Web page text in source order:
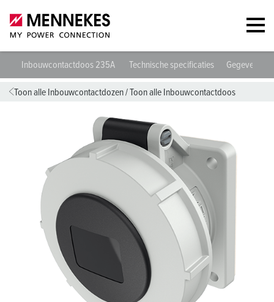
Inbouwcontactdoos 235A Technische specificaties
Toon alle Inbouwcontactdozen/Toon alle Inbouwcontactdoos